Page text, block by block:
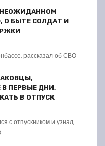
НЕОЖИДАННОМ
О БЫТЕ СОЛДАТ И
рассказал об СВО
ПЕРВЫЕ ДНИ,
В ОТПУСК
с отпускником и узнал,